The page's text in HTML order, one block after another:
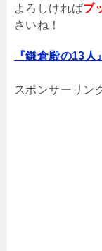
よろしければブ
さいね！
『鎌倉殿の13
スポンサーリン